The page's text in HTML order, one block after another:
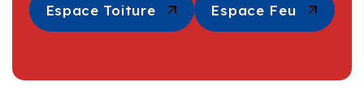
Espace Toiture
Espace Toiture Espace Feu
Espace Feu